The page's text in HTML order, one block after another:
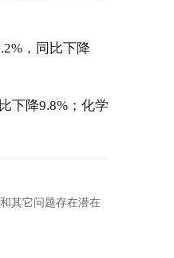
，同比下降
下降9.8% ；化学
其它问题存在潜在